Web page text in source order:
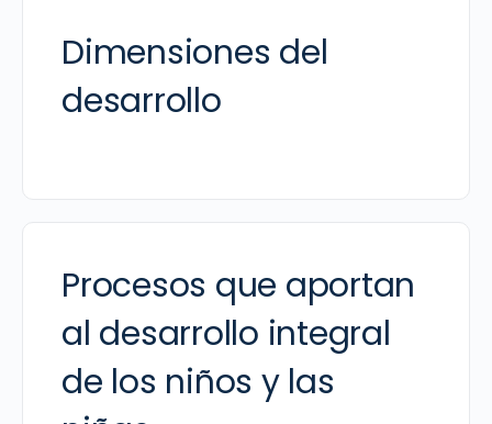
Dimensiones del
desarrollo
Procesos que aportan
al desarrollo integral
de los niños y las